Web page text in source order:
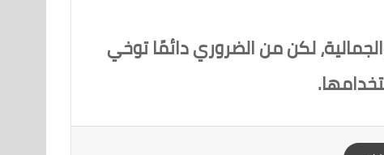
لكن من الضروري دائمًا توخي